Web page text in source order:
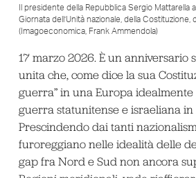
Il presidente della Repubblica Sergio Mattarella
Giornata dell’Unità nazionale, della Costituzione,
(Imagoeconomica, Frank Ammendola)
17 marzo 2026. È un anniversario
unita che, come dice la sua
guerra” in una Europa
guerra statunitense e israeliana in
Prescindendo dai tanti
furoreggiano nelle idealità delle
gap fra Nord e Sud non ancora